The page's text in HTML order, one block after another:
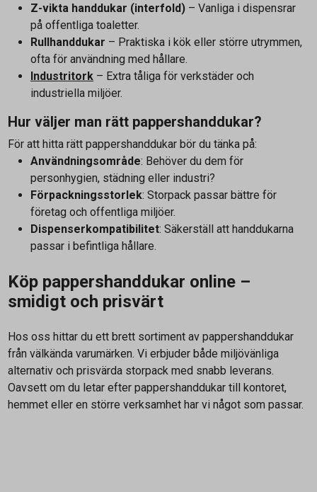
Z-vikta handdukar (interfold) – Vanliga i dispensrar
på offentliga toaletter.
Rullhanddukar – Praktiska i kök eller större utrymmen,
ofta för användning med hållare.
Industritork – Extra tåliga för verkstäder och
industriella miljöer.
Hur väljer man rätt pappershanddukar?
För att hitta rätt pappershanddukar bör du tänka på:
Användningsområde: Behöver du dem för
personhygien, städning eller industri?
Förpackningsstorlek: Storpack passar bättre för
företag och offentliga miljöer.
Dispenserkompatibilitet: Säkerställ att handdukarna
passar i befintliga hållare.
Köp pappershanddukar online –
smidigt och prisvärt
Hos oss hittar du ett brett sortiment av pappershanddukar
från välkända varumärken. Vi erbjuder både miljövänliga
alternativ och prisvärda storpack med snabb leverans.
Oavsett om du letar efter pappershanddukar till kontoret,
hemmet eller en större verksamhet har vi något som passar.